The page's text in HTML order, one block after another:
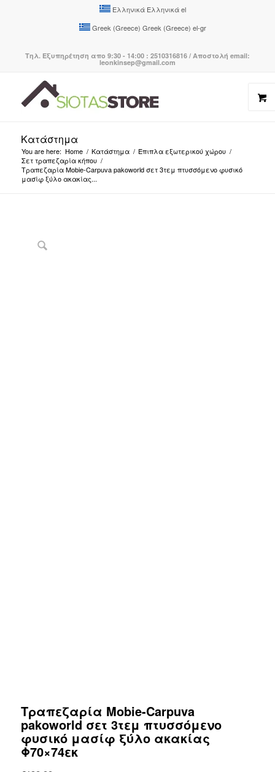
Ελληνικά Ελληνικάel
Greek (Greece) Greek (Greece) el-gr
Τηλ. Εξυπηρέτηση απο 9:30 - 14:00 : 2510316816 / Αποστολή email:
leonkinsep@gmail.com
Κατάστημα
You are here: Home / Κατάστημα / Έπιπλα εξωτερικού χώρου /
Σετ τραπεζαρία κήπου /
Τραπεζαρία Mobie-Carpuva pakoworld σετ 3τεμ πτυσσόμενο φυσικό
μασίφ ξύλο ακακίας...
Τραπεζαρία Mobie-Carpuva
pakoworld σετ 3τεμ πτυσσόμενο
φυσικό μασίφ ξύλο ακακίας
Φ70×74εκ